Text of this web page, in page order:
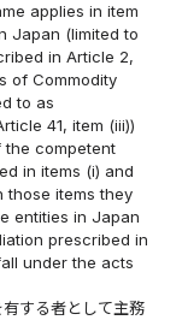
applies in item
Japan (limited to
in Article 2,
of Commodity
to as
41, item (iii))
competent
in items (i) and
those items they
entities in Japan
prescribed in
under the acts
する者として主務